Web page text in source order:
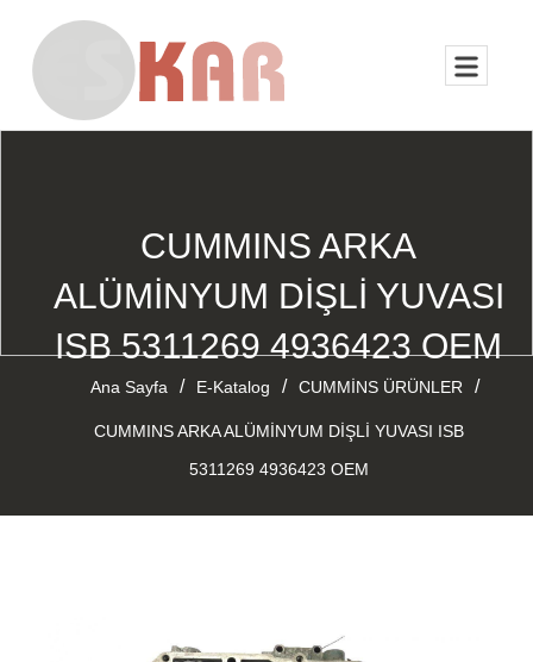
CUMMINS ARKA
ALÜMİNYUM DİŞLİ YUVASI
ISB 5311269 4936423 OEM
Ana Sayfa / E-Katalog / CUMMİNS ÜRÜNLER /
CUMMINS ARKA ALÜMİNYUM DİŞLİ YUVASI ISB
5311269 4936423 OEM